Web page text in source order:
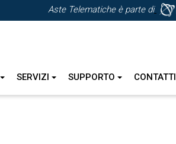
Aste Telematiche è parte di
SERVIZI SUPPORTO CONTATTI